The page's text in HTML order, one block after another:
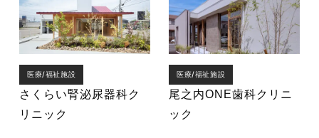
医療/福祉施設
さくらい腎泌尿器科ク
リニック
医療/福祉施設
尾之内ONE歯科クリニ
ック